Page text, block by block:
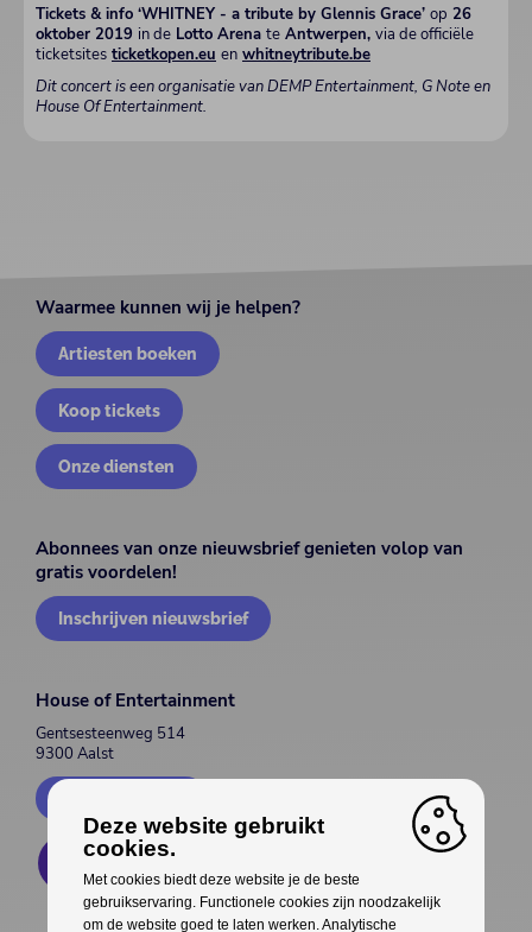
Tickets & info ‘WHITNEY - a tribute by Glennis Grace’ op 26
oktober 2019 in de Lotto Arena te Antwerpen, via de officiële
ticketsites ticketkopen.eu en whitneytribute.be
Dit concert is een organisatie van DEMP Entertainment, G Note en
House Of Entertainment.
Waarmee kunnen wij je helpen?
Artiesten boeken
Koop tickets
Onze diensten
Abonnees van onze nieuwsbrief genieten volop van
gratis voordelen!
Inschrijven nieuwsbrief
House of Entertainment
Gentsesteenweg 514
9300 Aalst
Deze website gebruikt
cookies.
Met cookies biedt deze website je de beste
gebruikservaring. Functionele cookies zijn noodzakelijk
om de website goed te laten werken. Analytische